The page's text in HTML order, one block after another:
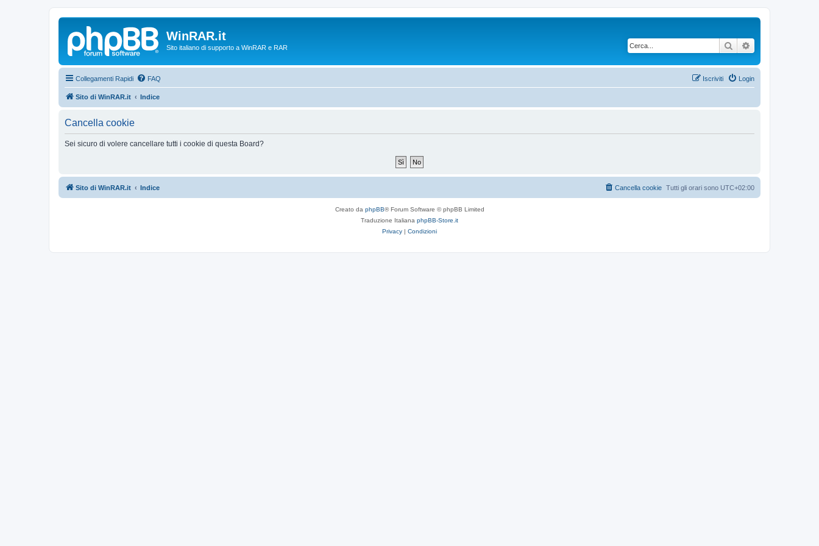
WinRAR.it
Sito italiano di supporto a WinRAR e RAR Cerca
Collegamenti Rapidi FAQ Login
Iscriviti
Sito di WinRAR.it Indice
Cancella cookie
Sei sicuro di volere cancellare tutti i cookie di questa Board?
Sito di WinRAR.it Indice Tutti gli orari sono UTC+02:00
Cancella cookie
Creato da phpBB® Forum Software © phpBB Limited
Traduzione Italiana phpBB-Store.it
Privacy | Condizioni